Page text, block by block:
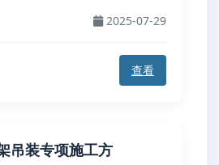
2025-07-29
查看
吊装专项施工方